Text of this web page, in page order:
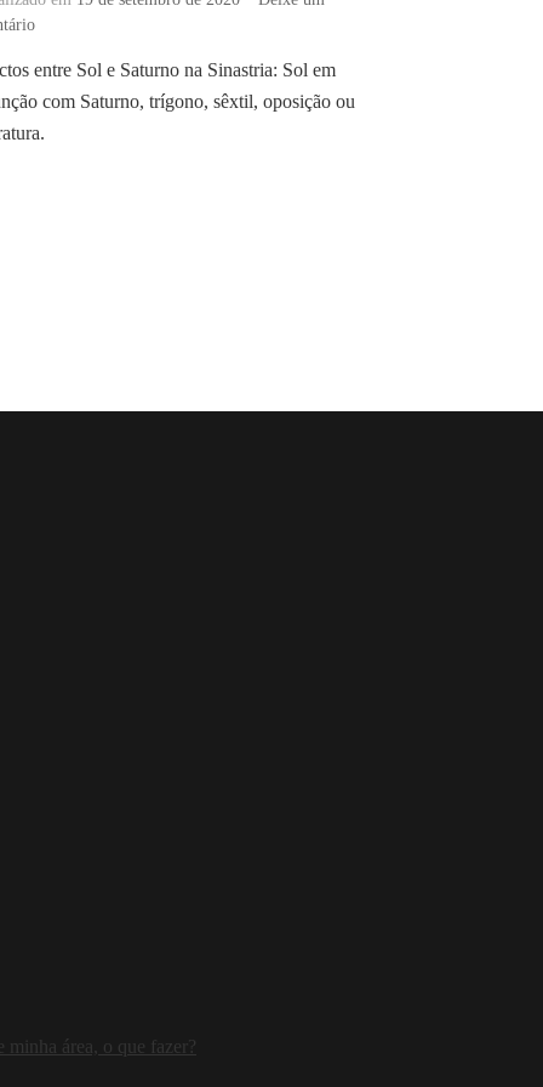
em
entre
Sol
e
entre Sol e Saturno na Sinastria: Sol em
com Saturno, trígono, sêxtil, oposição ou
minha área, o que fazer?